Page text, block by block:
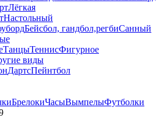
Лёгкая
Настольный
Бейсбол, гандбол,регбиСанный
ТанцыТеннисФигурное
виды
ДартсПейнтбол
БрелокиЧасыВымпелыФутболки